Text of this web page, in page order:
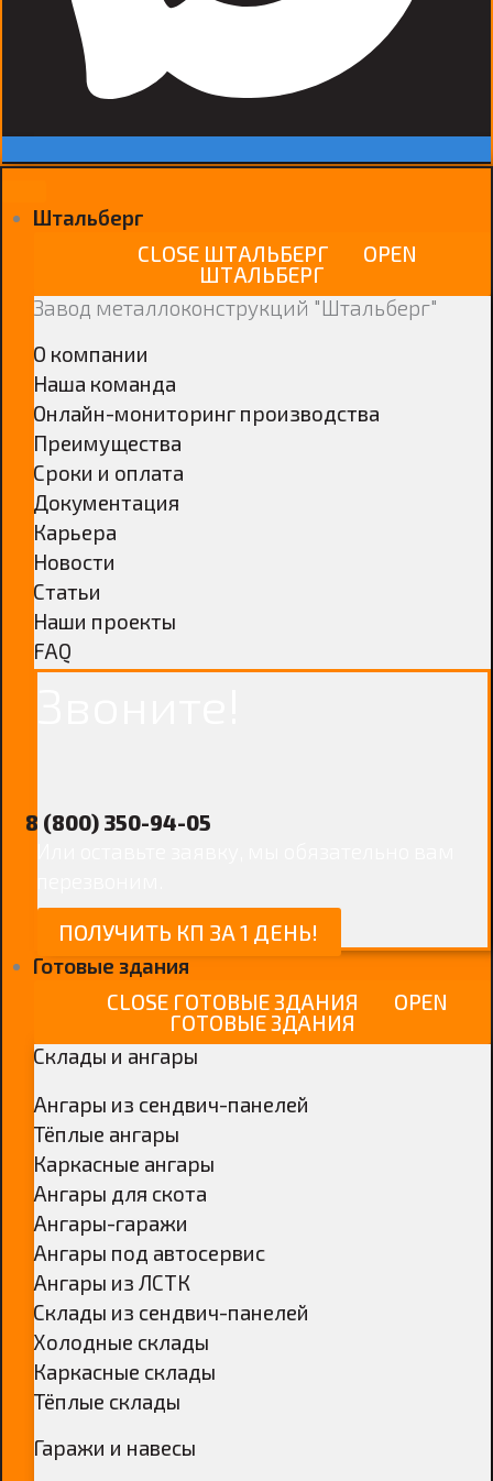
Штальберг
CLOSE ШТАЛЬБЕРГ
OPEN
ШТАЛЬБЕРГ
Завод металлоконструкций "Штальберг"
О компании
Наша команда
Онлайн-мониторинг производства
Преимущества
Сроки и оплата
Документация
Карьера
Новости
Статьи
Наши проекты
FAQ
8 (800) 350-94-05
ПОЛУЧИТЬ КП ЗА 1 ДЕНЬ!
Готовые здания
CLOSE ГОТОВЫЕ ЗДАНИЯ
OPEN
ГОТОВЫЕ ЗДАНИЯ
Склады и ангары
Ангары из сендвич-панелей
Тёплые ангары
Каркасные ангары
Ангары для скота
Ангары-гаражи
Ангары под автосервис
Ангары из ЛСТК
Склады из сендвич-панелей
Холодные склады
Каркасные склады
Тёплые склады
Гаражи и навесы